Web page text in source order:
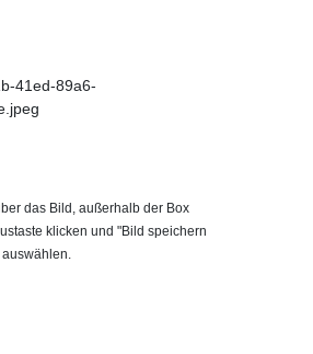
41ed-89a6-
das Bild, außerhalb der Box
klicken und "Bild speichern